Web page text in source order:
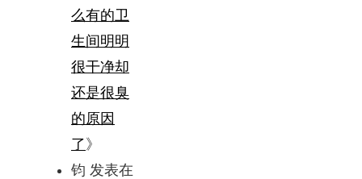
么有的卫
生间明明
很干净却
还是很臭
的原因
了》
钧 发表在